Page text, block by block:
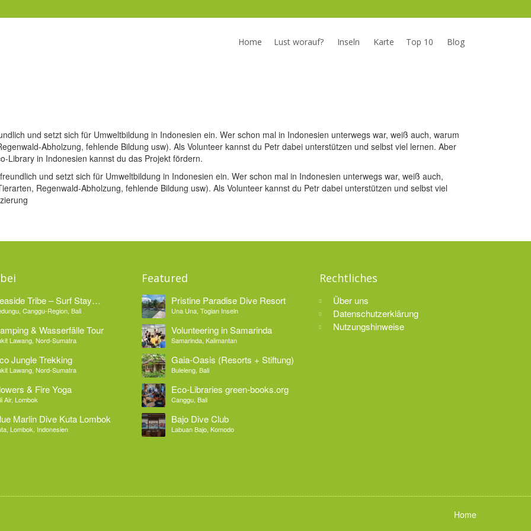
Home Lust worauf? Inseln Karte Top 10 Blog
und setzt sich für Umweltbildung in Indonesien ein. Wer schon mal in Indonesien unterwegs war, weiß auch, warum
Abholzung, fehlende Bildung usw). Als Volunteer kannst du Petr dabei unterstützen und selbst viel lernen. Aber
Library in Indonesien kannst du das Projekt fördern.
und setzt sich für Umweltbildung in Indonesien ein. Wer schon mal in Indonesien unterwegs war, weiß auch,
Regenwald-Abholzung, fehlende Bildung usw). Als Volunteer kannst du Petr dabei unterstützen und selbst viel
Tribe – Surf Stay
Bali
Canggu-Region, Bali
& Wasserfälle Tour
Lawang, Nord-Sumatra
Jungle Trekking
Lawang, Nord-Sumatra
& Fire Yoga
Air, Lombok
Marlin Dive Kuta Lombok
Lombok, Indonesien
Featured
Pristine Paradise Dive Resort
Una Una, Togian Inseln
Volunteering in Samarinda
Samarinda, Kalimantan
Gaia-Oasis (Resorts + Stiftung)
Buleleng, Bali
Eco-Libraries green-books.org
Canggu, Bali
Bajo Dive Club
Labuan Bajo, Komodo
Rechtliches
Über uns
Datenschutzerklärung
Nutzungshinweise
Home